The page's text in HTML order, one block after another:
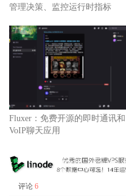
管理决策、监控运行时指标
Fluxer：免费开源的即时通讯和
VoIP聊天应用
评论 6